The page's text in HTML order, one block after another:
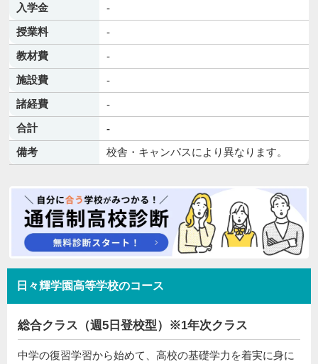
入学金
-
授業料
-
教材費
-
施設費
-
諸経費
-
合計
-
備考
校舎・キャンパスにより異なります。
日々輝学園高等学校のコース
総合クラス（週5日登校型）※1年次クラス
中学の復習学習から始めて、高校の基礎学力を着実に身に